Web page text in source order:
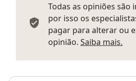
Todas as opiniões são
por isso os
pagar para alterar ou
opinião. Saiba mais.